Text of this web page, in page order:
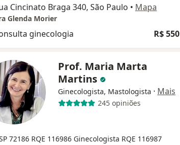
Cincinato Braga 340, São Paulo • Mapa
Glenda Morier
ginecologia R$ 550
Prof. Maria Marta
Martins
Ginecologista, Mastologista · Mais
245 opiniões
72186 RQE 116986 Ginecologista RQE 116987